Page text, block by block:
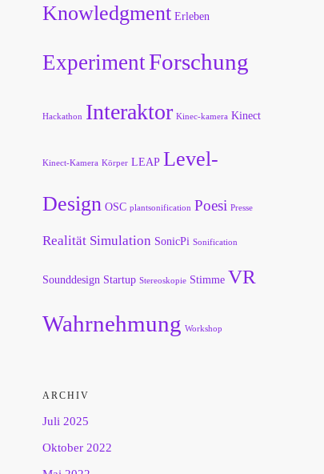
Knowledgment Erleben
ExperimentForschung
Hackathon Interaktor Kinec-kamera Kinect
Kinect-Kamera Körper LEAP Level-
Design OSC plantsonification Poesi Presse
Realität Simulation SonicPi Sonification
Sounddesign Startup Stereoskopie Stimme VR
Wahrnehmung Workshop
ARCHIV
Juli 2025
Oktober 2022